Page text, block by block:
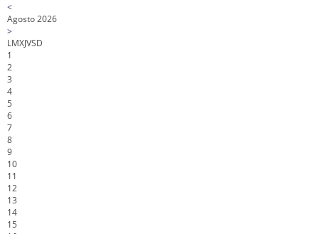
<
Agosto 2026
>
LMXJVSD
1
2
3
4
5
6
7
8
9
10
11
12
13
14
15